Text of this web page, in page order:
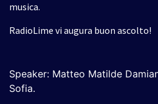
musica.
RadioLime vi augura buon ascolto!
Speaker: Matteo Matilde
Sofia.